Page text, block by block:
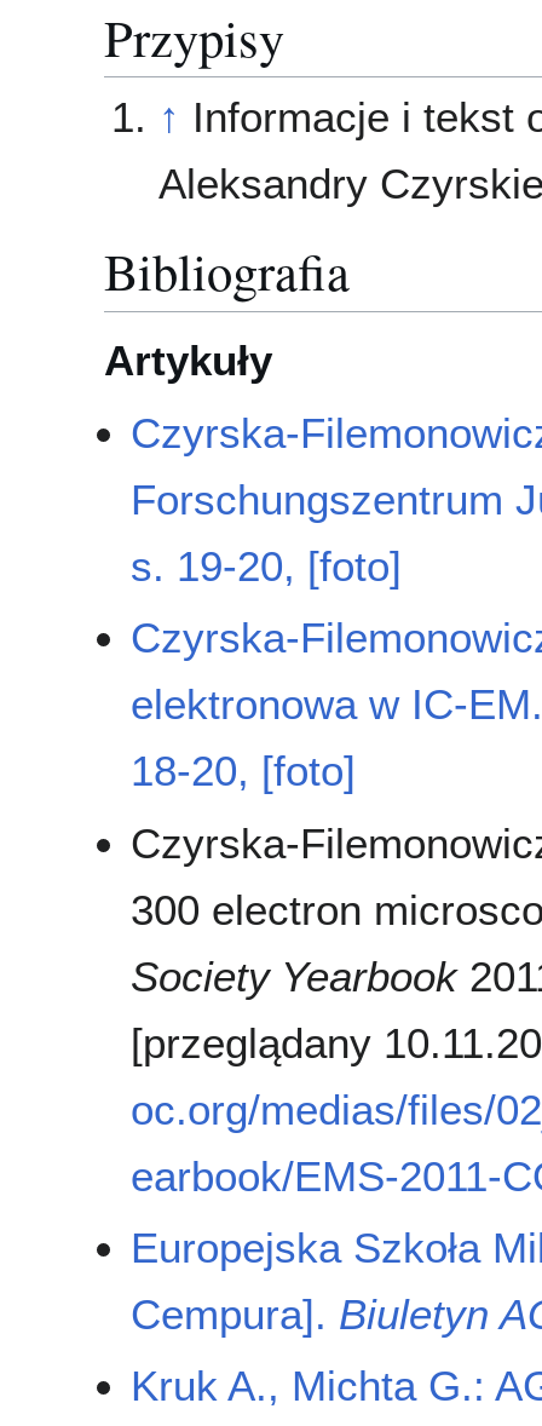
Przypisy
↑ Informacje i tekst
Aleksandry
Bibliografia
Artykuły
Czyrska-
Forschungszentrum
s. 19-20, [foto]
Czyrska-
elektronowa w IC-
18-20, [foto]
Czyrska-
300 electron
Society Yearbook
[przeglądany
oc.org/medias/files/
earbook/EMS-2011-
Europejska Szkoła
Cempura]. Biuletyn
Kruk A., Michta G.: